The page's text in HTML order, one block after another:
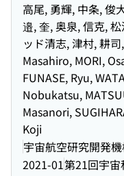
高尾, 勇輝, 中条, 俊
邉, 奎, 奥泉, 信克,
ッド清志, 津村, 耕
Masahiro, MORI,
FUNASE, Ryu,
Nobukatsu,
Masanori,
Koji
宇宙航空研究開発
2021-01第21回宇